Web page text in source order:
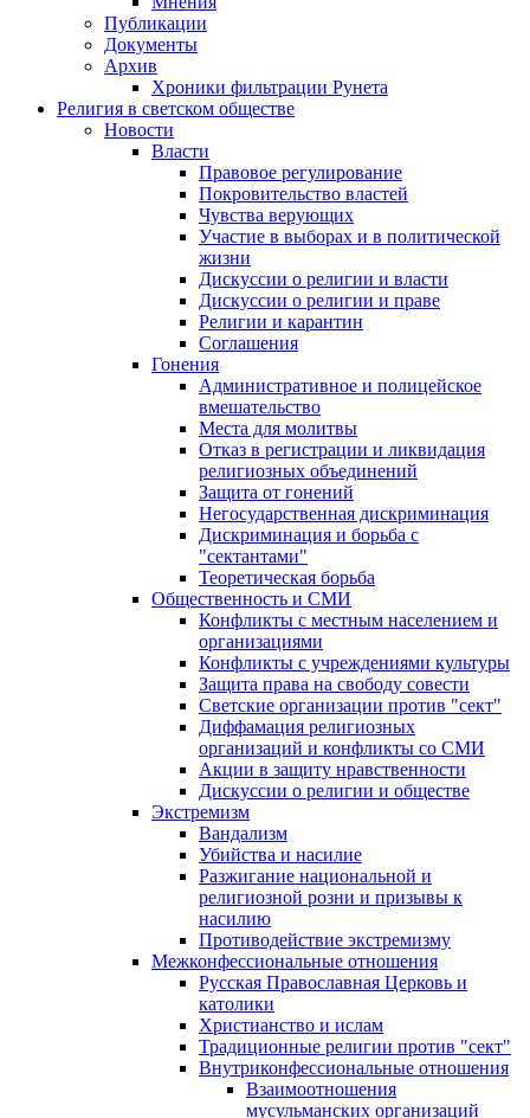
Публикации
Документы
Архив
Хроники фильтрации Рунета
Религия в светском обществе
Новости
Власти
Правовое регулирование
Покровительство властей
Чувства верующих
Участие в выборах и в политической
жизни
Дискуссии о религии и власти
Дискуссии о религии и праве
Религии и карантин
Соглашения
Гонения
Административное и полицейское
вмешательство
Места для молитвы
Отказ в регистрации и ликвидация
религиозных объединений
Защита от гонений
Негосударственная дискриминация
Дискриминация и борьба с
"сектантами"
Теоретическая борьба
Общественность и СМИ
Конфликты с местным населением и
организациями
Конфликты с учреждениями культуры
Защита права на свободу совести
Светские организации против "сект"
Диффамация религиозных
организаций и конфликты со СМИ
Акции в защиту нравственности
Дискуссии о религии и обществе
Экстремизм
Вандализм
Убийства и насилие
Разжигание национальной и
религиозной розни и призывы к
насилию
Противодействие экстремизму
Межконфессиональные отношения
Русская Православная Церковь и
католики
Христианство и ислам
Традиционные религии против "сект"
Внутриконфессиональные отношения
Взаимоотношения
мусульманских организаций